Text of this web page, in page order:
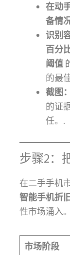
在动
备情
识别
百分
阈值
的最
截图：
的证
任。.
步骤2：
在二手手机
智能手机折
性市场涌入
市场阶段